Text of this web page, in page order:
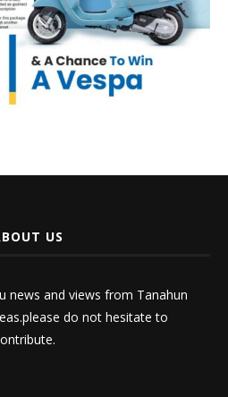
US
news and views from Tanahun
do not hesitate to